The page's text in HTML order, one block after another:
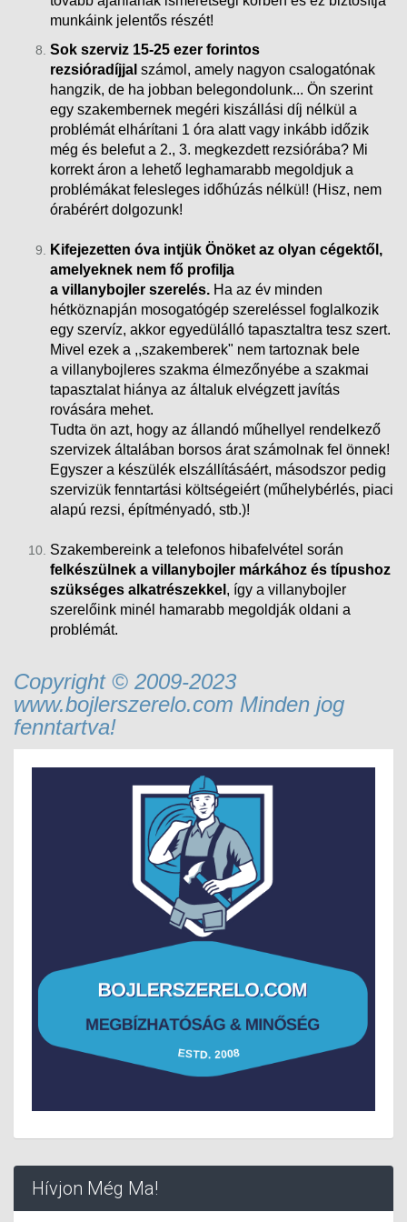
munkáink jelentős részét!
Sok szerviz 15-25 ezer forintos
rezsióradíjjal számol, amely nagyon csalogatónak
hangzik, de ha jobban belegondolunk... Ön szerint
egy szakembernek megéri kiszállási díj nélkül a
problémát elhárítani 1 óra alatt vagy inkább időzik
még és belefut a 2., 3. megkezdett rezsiórába? Mi
korrekt áron a lehető leghamarabb megoldjuk a
problémákat felesleges időhúzás nélkül! (Hisz, nem
órabérért dolgozunk!
Kifejezetten óva intjük Önöket az olyan cégektől,
amelyeknek nem fő profilja
a villanybojler szerelés. Ha az év minden
hétköznapján mosogatógép szereléssel foglalkozik
egy szervíz, akkor egyedülálló tapasztaltra tesz szert.
Mivel ezek a ,,szakemberek" nem tartoznak bele
a villanybojleres szakma élmezőnyébe a szakmai
tapasztalat hiánya az általuk elvégzett javítás
rovására mehet.
Tudta ön azt, hogy az állandó műhellyel rendelkező
szervizek általában borsos árat számolnak fel önnek!
Egyszer a készülék elszállításáért, másodszor pedig
szervizük fenntartási költségeiért (műhelybérlés, piaci
alapú rezsi, építményadó, stb.)!
Szakembereink a telefonos hibafelvétel során
felkészülnek a villanybojler márkához és típushoz
szükséges alkatrészekkel , így a villanybojler
szerelőink minél hamarabb megoldják oldani a
problémát.
Copyright © 2009-2023
www.bojlerszerelo.com Minden jog
fenntartva!
Hívjon Még Ma!